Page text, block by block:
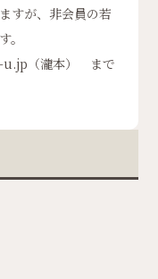
すが、非会員の若
。
（瀧本） まで